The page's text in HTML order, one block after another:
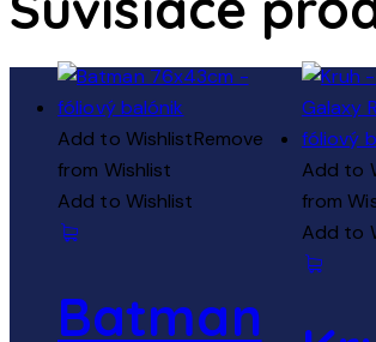
Add to WishlistRemove
from Wishlist
Add to Wishlist
Batman
Add to
from
Add to